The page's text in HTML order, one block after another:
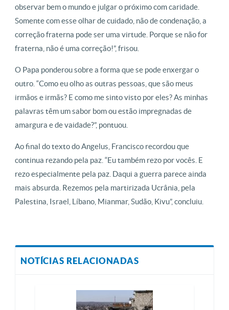
observar bem o mundo e julgar o próximo com caridade.
Somente com esse olhar de cuidado, não de condenação, a
correção fraterna pode ser uma virtude. Porque se não for
fraterna, não é uma correção!”, frisou.
O Papa ponderou sobre a forma que se pode enxergar o
outro. “Como eu olho as outras pessoas, que são meus
irmãos e irmãs? E como me sinto visto por eles? As minhas
palavras têm um sabor bom ou estão impregnadas de
amargura e de vaidade?”, pontuou.
Ao final do texto do Angelus, Francisco recordou que
continua rezando pela paz. “Eu também rezo por vocês. E
rezo especialmente pela paz. Daqui a guerra parece ainda
mais absurda. Rezemos pela martirizada Ucrânia, pela
Palestina, Israel, Líbano, Mianmar, Sudão, Kivu”, concluiu.
NOTÍCIAS RELACIONADAS